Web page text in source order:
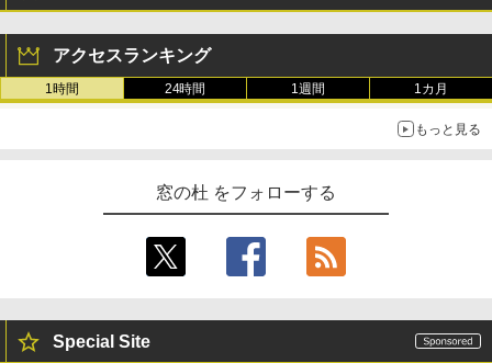
アクセスランキング
1時間 24時間 1週間 1カ月
もっと見る
窓の杜 をフォローする
Special Site